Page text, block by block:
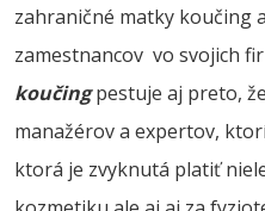
zahraničné matky koučing
zamestnancov vo svojich
koučingpestuje aj preto,
manažérov a expertov,
ktorá je zvyknutá platiť